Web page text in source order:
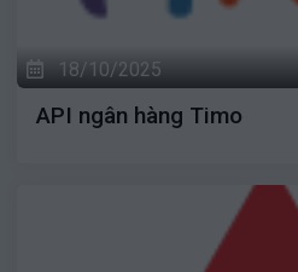
18/10/2025
API ngân hàng Timo